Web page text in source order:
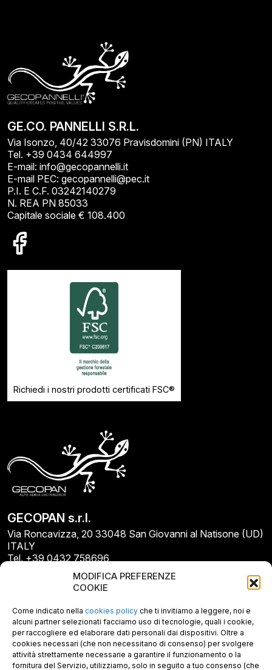
MODIFICA PREFERENZE
COOKIE
Come indicato nella cookies policy che ti invitiamo a leggere, noi e
alcuni partner selezionati facciamo uso di tecnologie, quali i cookie,
per raccogliere ed elaborare dati personali dai dispositivi. Oltre a
cookies necessari (che non necessitano di consenso) per svolgere
attività strettamente necessarie a garantire il funzionamento o la
fornitura del Servizio, utilizziamo, solo in seguito a tuo consenso (che
GE.CO. PANNELLI S.R.L.
Via Isonzo, 40/42 33076 Pravisdomini (PN) ITALY
Tel. +39 0434 644997
E-mail: info@gecopannelli.it
E-mail PEC: gecopannelli@pec.it
P.I. E C.F. 03242140279
N. REA PN 85033
Capitale sociale € 108.400
Richiedi i nostri prodotti certificati FSC®
GECOPAN s.r.l.
Via Roncavizza, 20 33048 San Giovanni al Natisone (UD)
ITALY
Tel. +39 0432 758696
E-mail: info@gecopan.it
E-mail PEC: gecopan@pec.it
P.I. E C.F. 02487660306
N. REA UD 264834
Capitale sociale € 30.000